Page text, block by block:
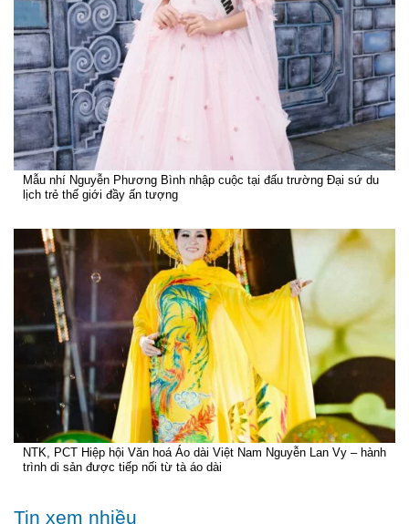
Mẫu nhí Nguyễn Phương Bình nhập cuộc tại đấu trường Đại sứ du
lịch trẻ thế giới đầy ấn tượng
NTK, PCT Hiệp hội Văn hoá Áo dài Việt Nam Nguyễn Lan Vy – hành
trình di sản được tiếp nối từ tà áo dài
Tin xem nhiều